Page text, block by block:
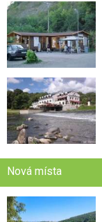
Nová místa